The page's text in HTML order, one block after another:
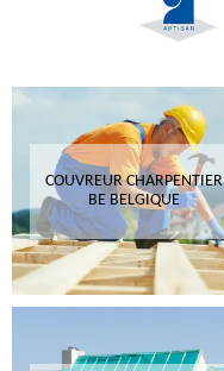
COUVREUR CHARPENTIER
BE BELGIQUE